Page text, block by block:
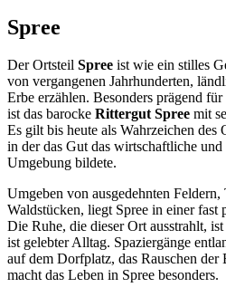
Spree
Der Ortsteil Spree ist wie ein stilles
von vergangenen Jahrhunderten,
Erbe erzählen. Besonders prägend
ist das barocke Rittergut Spree mit
Es gilt bis heute als Wahrzeichen des
in der das Gut das wirtschaftliche
Umgebung bildete.
Umgeben von ausgedehnten
Waldstücken, liegt Spree in einer fast
Die Ruhe, die dieser Ort ausstrahlt,
ist gelebter Alltag. Spaziergänge
auf dem Dorfplatz, das Rauschen
macht das Leben in Spree besonders.